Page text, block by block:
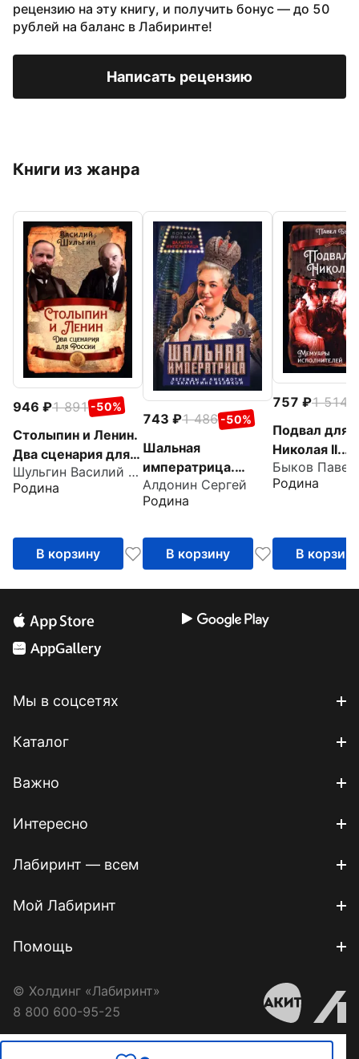
рецензию на эту книгу, и получить бонус — до 50
рублей на баланс в Лабиринте!
Написать рецензию
Книги из жанра
946 1 891 -50%
Столыпин и Ленин.
Два сценария для
России
Шульгин Василий Витальевич
Родина
В корзину
743 1 486 -50%
Шальная
императрица.
Легенды и
анекдоты о
Алдонин Сергей
Родина
В корзину
757 1 514
Подвал для
Николая II.
Мемуары
Родина
В корзину
Мы в соцсетях
Каталог
Важно
Интересно
Лабиринт — всем
Мой Лабиринт
Помощь
© Холдинг «Лабиринт»
8 800 600-95-25